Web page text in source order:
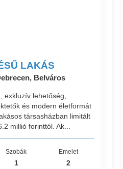
LAKÁS
Belváros
exkluzív lehetőség,
és modern életformát
társasházban limitált
millió forinttól. Ak...
Szobák
1
Emelet
2